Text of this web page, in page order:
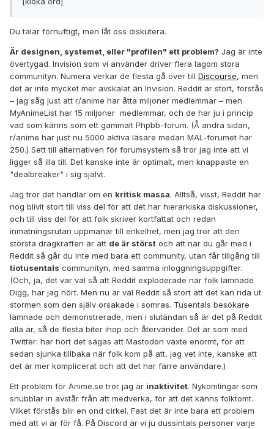
Du talar förnuftigt, men låt oss diskutera.
Är designen, systemet, eller "profilen" ett problem? Jag är inte
övertygad. Invision som vi använder driver flera lagom stora
communityn. Numera verkar de flesta gå över till Discourse, men
det är inte mycket mer avskalat än Invision. Reddit är stort, förstås
– jag såg just att r/anime har åtta miljoner medlemmar – men
MyAnimeList har 15 miljoner medlemmar, och de har ju i princip
vad som känns som ett gammalt Phpbb-forum. (Å andra sidan,
r/anime har just nu 5000 aktiva läsare medan MAL-forumet har
250.) Sett till alternativen för forumsystem så tror jag inte att vi
ligger så illa till. Det kanske inte är optimalt, men knappaste en
"dealbreaker" i sig självt.
Jag tror det handlar om en kritisk massa. Alltså, visst, Reddit har
nog blivit stort till viss del för att det har hierarkiska diskussioner,
och till viss del för att folk skriver kortfattat och redan
inmatningsrutan uppmanar till enkelhet, men jag tror att den
största dragkraften är att de är störst och att när du går med i
Reddit så går du inte med bara ett community, utan får tillgång till
tiotusentals communityn, med samma inloggningsuppgifter.
(Och, ja, det var väl så att Reddit exploderade när folk lämnade
Digg, har jag hört. Men nu är väl Reddit så stort att det kan rida ut
stormen som den själv orsakade i somras. Tusentals besökare
lämnade och demonstrerade, men i slutändan så är det på Reddit
alla är, så de flesta biter ihop och återvänder. Det är som med
Twitter: har hört det sägas att Mastodon växte enormt, för att
sedan sjunka tillbaka när folk kom på att, jag vet inte, kanske att
det är mer komplicerat och att det har färre användare.)
Ett problem för Anime.se tror jag är inaktivitet. Nykomlingar som
snubblar in avstår från att medverka, för att det känns folktomt.
Vilket förstås blir en ond cirkel. Fast det är inte bara ett problem
med att vi är för få. På Discord är vi ju dussintals personer varje